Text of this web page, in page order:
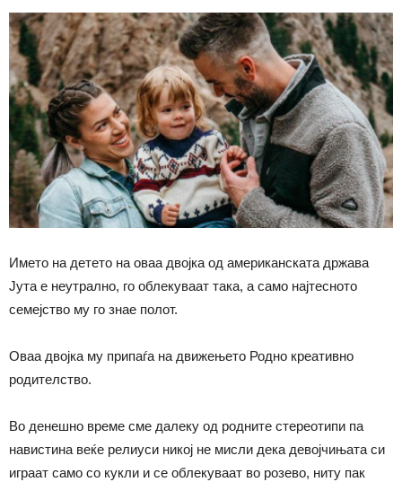
Името на детето на оваа двојка од американската држава
Јута е неутрално, го облекуваат така, а само најтесното
семејство му го знае полот.
Оваа двојка му припаѓа на движењето Родно креативно
родителство.
Во денешно време сме далеку од родните стереотипи па
навистина веќе релиуси никој не мисли дека девојчињата си
играат само со кукли и се облекуваат во розево, ниту пак